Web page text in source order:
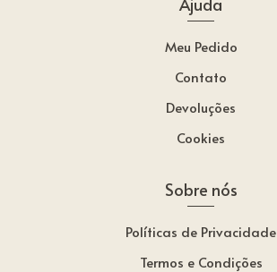
Meu Pedido
Contato
Devoluções
Cookies
Sobre nós
Políticas de Privacidade
Termos e Condições